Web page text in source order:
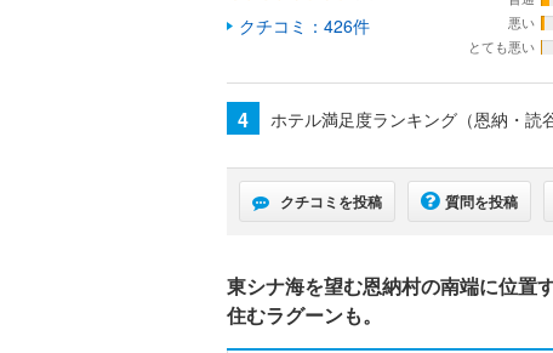
クチコミ：426件
悪い
とても悪い
4 ホテル満足度ランキング（恩納・読
クチコミを投稿 質問を投稿
東シナ海を望む恩納村の南端に位置
住むラグーンも。